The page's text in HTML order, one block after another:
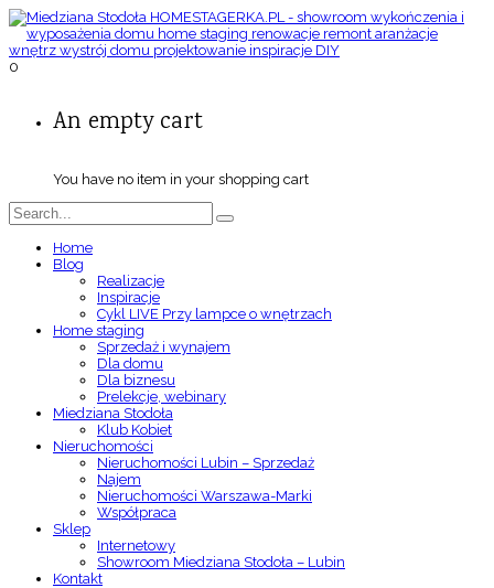
0
An empty cart
You have no item in your shopping cart
Home
Blog
Realizacje
Inspiracje
Cykl LIVE Przy lampce o wnętrzach
Home staging
Sprzedaż i wynajem
Dla domu
Dla biznesu
Prelekcje, webinary
Miedziana Stodoła
Klub Kobiet
Nieruchomości
Nieruchomości Lubin – Sprzedaż
Najem
Nieruchomości Warszawa-Marki
Współpraca
Sklep
Internetowy
Showroom Miedziana Stodoła – Lubin
Kontakt